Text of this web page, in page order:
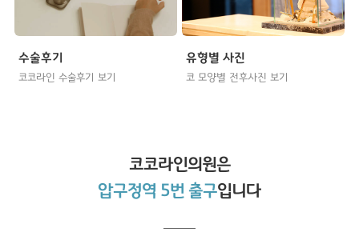
수술후기
코코라인 수술후기 보기
유형별 사진
코 모양별 전후사진 보기
코코라인의원은
압구정역 5번 출구입니다